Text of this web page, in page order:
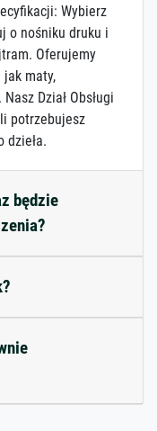
Wybierz
o nośniku druku i
Oferujemy
jak maty,
Dział Obsługi
potrzebujesz
dzieła.
będzie